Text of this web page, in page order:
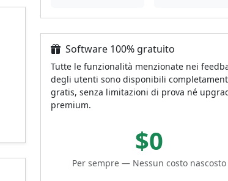
Software 100% gratuito
Tutte le funzionalità menzionate nei
degli utenti sono disponibili
gratis, senza limitazioni di prova né
premium.
$0
Per sempre — Nessun costo nascosto